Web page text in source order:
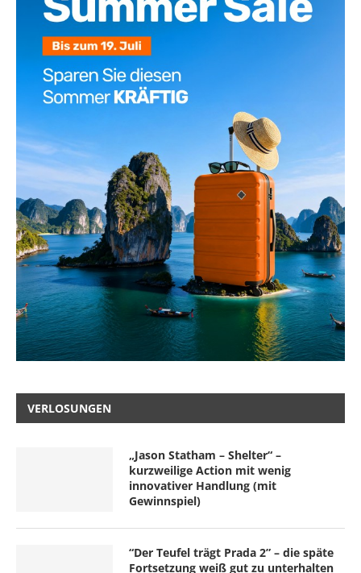
VERLOSUNGEN
„Jason Statham – Shelter“ –
kurzweilige Action mit wenig
innovativer Handlung (mit
Gewinnspiel)
“Der Teufel trägt Prada 2” – die späte
Fortsetzung weiß gut zu unterhalten